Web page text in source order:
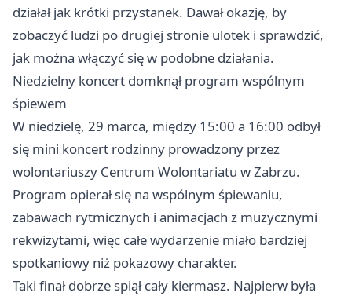
działał jak krótki przystanek. Dawał okazję, by
zobaczyć ludzi po drugiej stronie ulotek i sprawdzić,
jak można włączyć się w podobne działania.
Niedzielny koncert domknął program wspólnym
śpiewem
W niedzielę, 29 marca, między 15:00 a 16:00 odbył
się mini koncert rodzinny prowadzony przez
wolontariuszy Centrum Wolontariatu w Zabrzu.
Program opierał się na wspólnym śpiewaniu,
zabawach rytmicznych i animacjach z muzycznymi
rekwizytami, więc całe wydarzenie miało bardziej
spotkaniowy niż pokazowy charakter.
Taki finał dobrze spiął cały kiermasz. Najpierw była